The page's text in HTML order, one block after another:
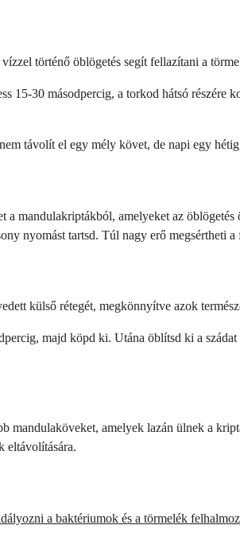
történő öblögetés segít fellazítani a
15-30 másodpercig, a torkod hátsó
távolít el egy mély követ, de napi egy
mandulakriptákból, amelyeket az
nyomást tartsd. Túl nagy erő megsértheti a
külső rétegét, megkönnyítve azok
majd köpd ki. Utána öblítsd ki a
mandulaköveket, amelyek lazán ülnek a
eltávolítására.
a baktériumok és a törmelék